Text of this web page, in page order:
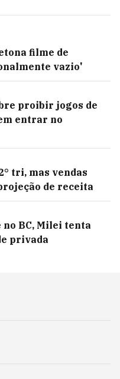
filme de
vazio'
proibir jogos de
entrar no
tri, mas vendas
de receita
BC, Milei tenta
privada